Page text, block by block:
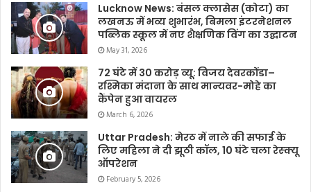
Lucknow News: बंसल क्लासेस (कोटा) का
लखनऊ में भव्य शुभारंभ, बिमला इंटरनेशनल
पब्लिक स्कूल में नए शैक्षणिक विंग का उद्घाटन
May 31, 2026
72 घंटे में 30 करोड़ व्यू: विजय देवरकोंडा–
रश्मिका मंदाना के साथ मान्यवर-मोहे का
कैंपेन हुआ वायरल
March 6, 2026
Uttar Pradesh: मेरठ में नाले की सफाई के
लिए महिला ने दी झूठी कॉल, 10 घंटे चला रेस्क्यू
ऑपरेशन
February 5, 2026